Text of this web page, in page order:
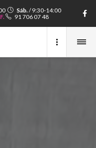
Sáb./ 9:30-14:00
91 706 07 48